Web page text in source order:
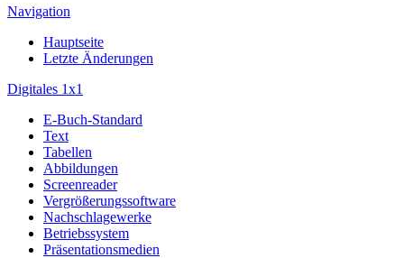
Navigation
Hauptseite
Letzte Änderungen
Digitales 1x1
E-Buch-Standard
Text
Tabellen
Abbildungen
Screenreader
Vergrößerungssoftware
Nachschlagewerke
Betriebssystem
Präsentationsmedien